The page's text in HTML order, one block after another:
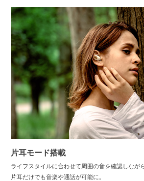
片耳モード搭載
ライフスタイルに合わせて周囲の音を確認しながら
片耳だけでも音楽や通話が可能に。